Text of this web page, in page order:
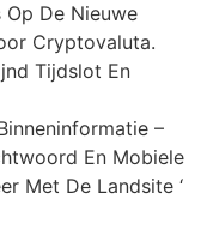
De Nieuwe
Cryptovaluta.
Tijdslot En
–
En Mobiele
Met De Landsite ‘